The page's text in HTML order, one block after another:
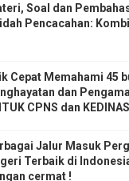
Soal dan
Pencacahan:
Cepat Memahami 45
dan
CPNS dan
Jalur Masuk
Terbaik di
cermat !